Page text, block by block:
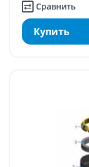
Сравнить
Купить